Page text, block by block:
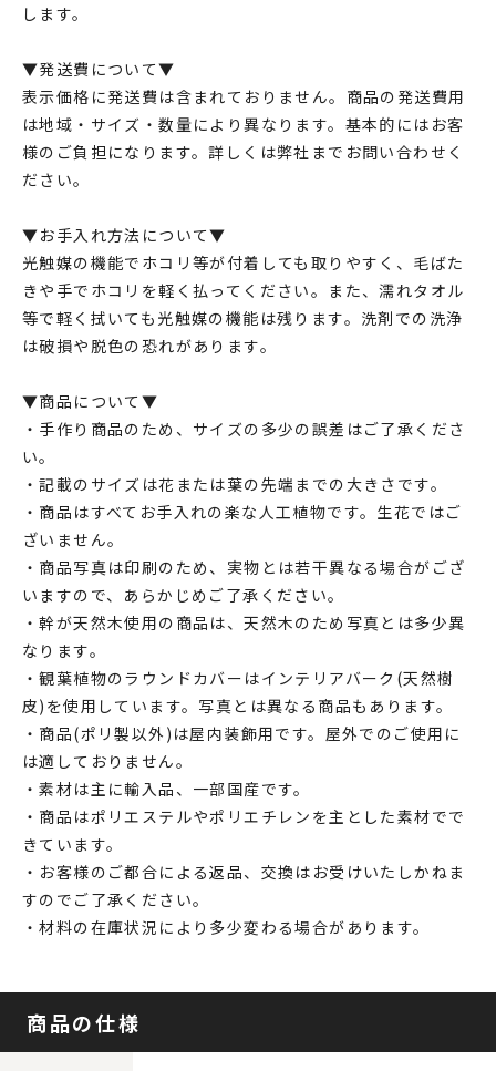
します。
▼発送費について▼
表示価格に発送費は含まれておりません。商品の発送費用
は地域・サイズ・数量により異なります。基本的にはお客
様のご負担になります。詳しくは弊社までお問い合わせく
ださい。
▼お手入れ方法について▼
光触媒の機能でホコリ等が付着しても取りやすく、毛ばた
きや手でホコリを軽く払ってください。また、濡れタオル
等で軽く拭いても光触媒の機能は残ります。洗剤での洗浄
は破損や脱色の恐れがあります。
▼商品について▼
・手作り商品のため、サイズの多少の誤差はご了承くださ
い。
・記載のサイズは花または葉の先端までの大きさです。
・商品はすべてお手入れの楽な人工植物です。生花ではご
ざいません。
・商品写真は印刷のため、実物とは若干異なる場合がござ
いますので、あらかじめご了承ください。
・幹が天然木使用の商品は、天然木のため写真とは多少異
なります。
・観葉植物のラウンドカバーはインテリアバーク(天然樹
皮)を使用しています。写真とは異なる商品もあります。
・商品(ポリ製以外)は屋内装飾用です。屋外でのご使用に
は適しておりません。
・素材は主に輸入品、一部国産です。
・商品はポリエステルやポリエチレンを主とした素材でで
きています。
・お客様のご都合による返品、交換はお受けいたしかねま
すのでご了承ください。
・材料の在庫状況により多少変わる場合があります。
商品の仕様